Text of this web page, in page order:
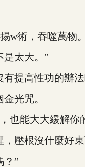
w術，吞噬萬物
太大。”
提高性功的辦法
光咒。
能大大緩解你
根沒什麼好東
？”